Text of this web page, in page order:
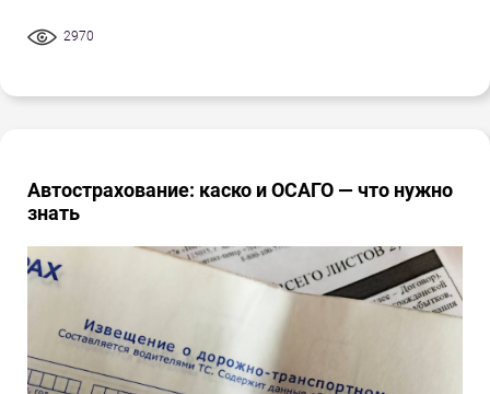
2970
Автострахование: каско и ОСАГО — что нужно
знать